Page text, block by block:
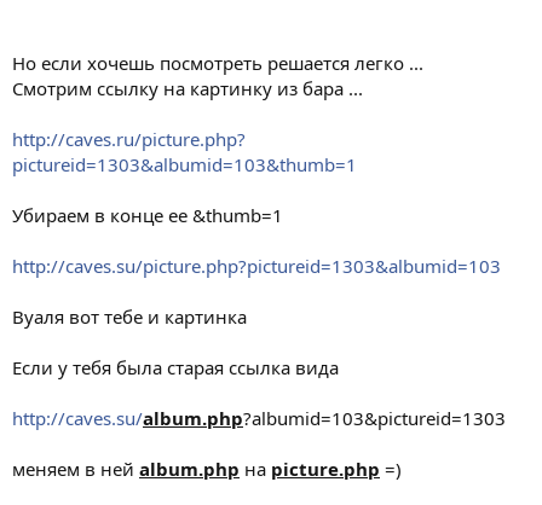
Но если хочешь посмотреть решается легко ...
Смотрим ссылку на картинку из бара ...
http://caves.ru/picture.php?
pictureid=1303&albumid=103&thumb=1
Убираем в конце ее &thumb=1
http://caves.su/picture.php?pictureid=1303&albumid=103
Вуаля вот тебе и картинка
Если у тебя была старая ссылка вида
http://caves.su/album.php?albumid=103&pictureid=1303
меняем в ней album.php на picture.php =)